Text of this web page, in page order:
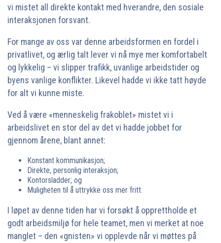
vi mistet all direkte kontakt med hverandre, den sosiale
interaksjonen forsvant.
For mange av oss var denne arbeidsformen en fordel i
privatlivet, og ærlig talt lever vi nå mye mer komfortabelt
og lykkelig – vi slipper trafikk, uvanlige arbeidstider og
byens vanlige konflikter. Likevel hadde vi ikke tatt høyde
for alt vi kunne miste.
Ved å være «menneskelig frakoblet» mistet vi i
arbeidslivet en stor del av det vi hadde jobbet for
gjennom årene, blant annet:
Konstant kommunikasjon;
Direkte, personlig interaksjon;
Kontorsladder; og
Muligheten til å uttrykke oss mer fritt.
I løpet av denne tiden har vi forsøkt å opprettholde et
godt arbeidsmiljø for hele teamet, men vi merket at noe
manglet – den «gnisten» vi opplevde når vi møttes på